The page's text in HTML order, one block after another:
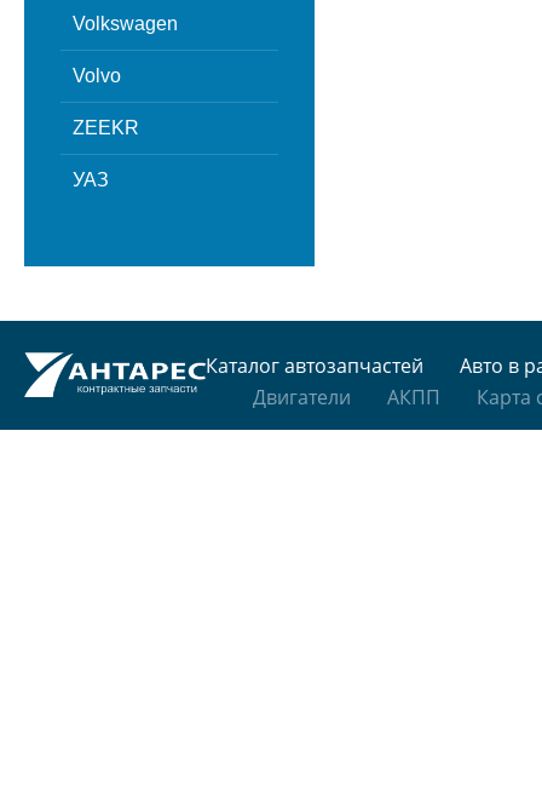
Volkswagen
Volvo
ZEEKR
УАЗ
Каталог автозапчастей
Авто в
Двигатели
АКПП Карта